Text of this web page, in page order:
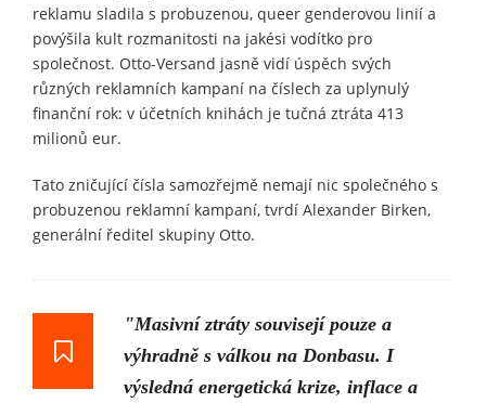
reklamu sladila s probuzenou, queer genderovou linií a
povýšila kult rozmanitosti na jakési vodítko pro
společnost. Otto-Versand jasně vidí úspěch svých
různých reklamních kampaní na číslech za uplynulý
finanční rok: v účetních knihách je tučná ztráta 413
milionů eur.
Tato zničující čísla samozřejmě nemají nic společného s
probuzenou reklamní kampaní, tvrdí Alexander Birken,
generální ředitel skupiny Otto.
"Masivní ztráty souvisejí pouze a
výhradně s válkou na Donbasu. I
výsledná energetická krize, inflace a